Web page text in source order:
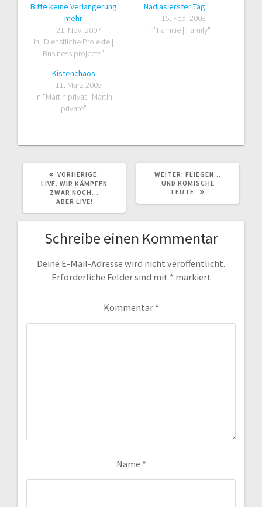
Bitte keine Verlängerung
mehr
21. Nov. 2007
In "Dienstliche Projekte |
Business projects"
Nadjas erster Tag…
15. Feb. 2008
In "Familie | Family"
Kistenchaos
11. März 2008
In "Martin privat | Martin
private"
VORHERIGE:
BEITRAG:
LIVE. WIR KÄMPFEN
ZWAR NOCH…
ABER LIVE!
WEITER: NÄCHSTER
BEITRAG:
FLIEGEN…
UND KOMISCHE
LEUTE.
Schreibe einen Kommentar
Deine E-Mail-Adresse wird nicht veröffentlicht.
Erforderliche Felder sind mit * markiert
Kommentar *
Name *